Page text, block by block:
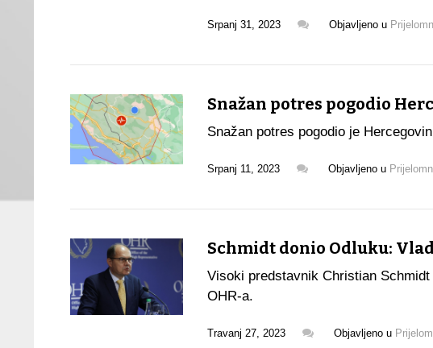
Srpanj 31, 2023 Objavljeno u
Snažan potres pogodio
Snažan potres pogodio je
Srpanj 11, 2023 Objavljeno u
Schmidt donio Odluku:
Visoki predstavnik Christian
OHR-a.
Travanj 27, 2023 Objavljeno u